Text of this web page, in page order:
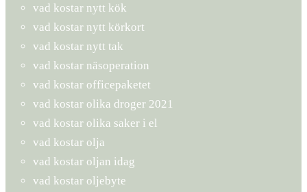
vad kostar nytt kök
vad kostar nytt körkort
vad kostar nytt tak
vad kostar näsoperation
vad kostar officepaketet
vad kostar olika droger 2021
vad kostar olika saker i el
vad kostar olja
vad kostar oljan idag
vad kostar oljebyte